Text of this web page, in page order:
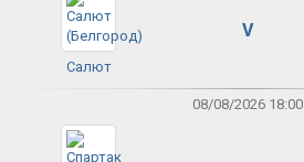
Салют
V
08/08/2026 18:00